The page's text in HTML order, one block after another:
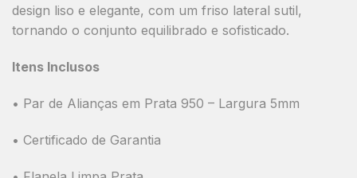
design liso e elegante, com um friso lateral sutil,
tornando o conjunto equilibrado e sofisticado.
Itens Inclusos
• Par de Alianças em Prata 950 – Largura 5mm
• Certificado de Garantia